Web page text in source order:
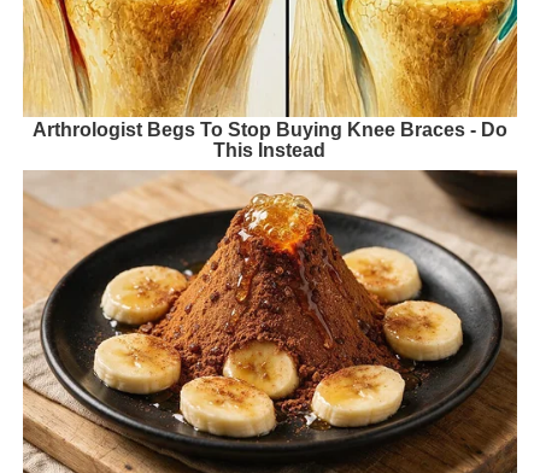
Arthrologist Begs To Stop Buying Knee Braces - Do
This Instead